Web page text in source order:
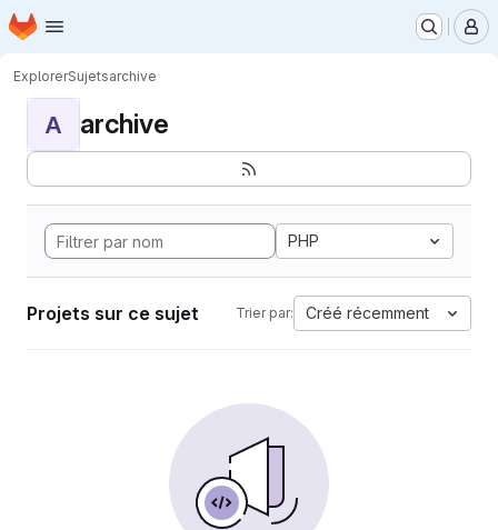
Passer au contenu principal
Page d'accueil
ExplorerSujetsarchive
A archive
PHP
Projets sur ce sujet Trier par: Créé récemment